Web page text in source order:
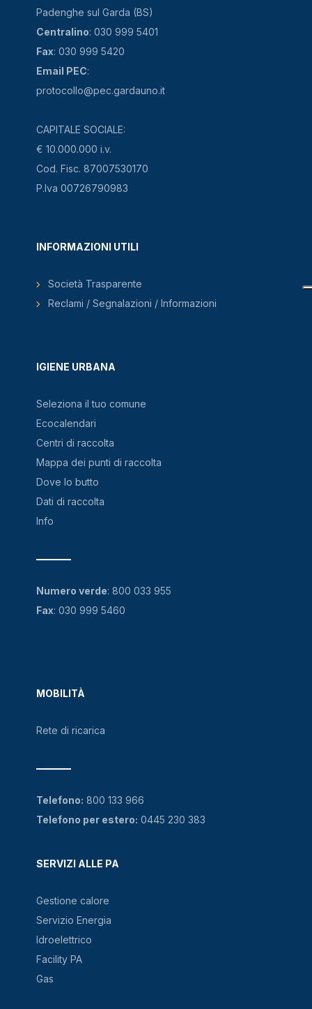
Padenghe sul Garda (BS)
Centralino: 030 999 5401
Fax: 030 999 5420
Email PEC:
protocollo@pec.gardauno.it
CAPITALE SOCIALE:
€ 10.000.000 i.v.
Cod. Fisc. 87007530170
P.Iva 00726790983
IGIENE URBANA
Seleziona il tuo comune
Ecocalendari
Centri di raccolta
Mappa dei punti di raccolta
Dove lo butto
Dati di raccolta
Info
MOBILITÀ
Rete di ricarica
SERVIZI ALLE PA
Gestione calore
Servizio Energia
Idroelettrico
Facility PA
Gas
INFORMAZIONI UTILI
Società Trasparente
Reclami / Segnalazioni / Informazioni
Numero verde: 800 033 955
Fax: 030 999 5460
Telefono: 800 133 966
Telefono per estero: 0445 230 383